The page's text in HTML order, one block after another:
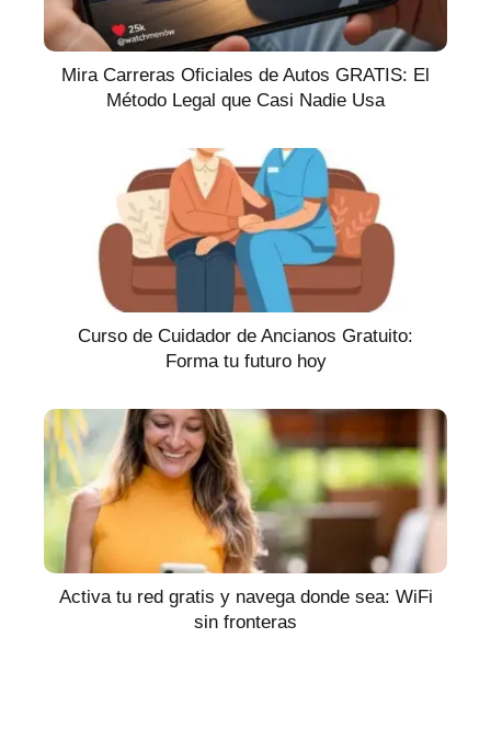
Mira Carreras Oficiales de Autos GRATIS: El
Método Legal que Casi Nadie Usa
Curso de Cuidador de Ancianos Gratuito:
Forma tu futuro hoy
Activa tu red gratis y navega donde sea: WiFi
sin fronteras